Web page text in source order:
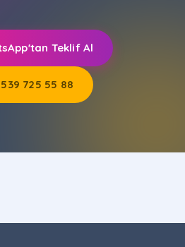
Teklif Al
725 55 88